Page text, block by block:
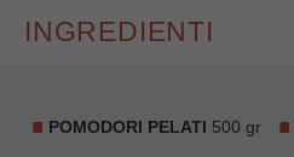
INGREDIENTI
POMODORI PELATI 500 gr